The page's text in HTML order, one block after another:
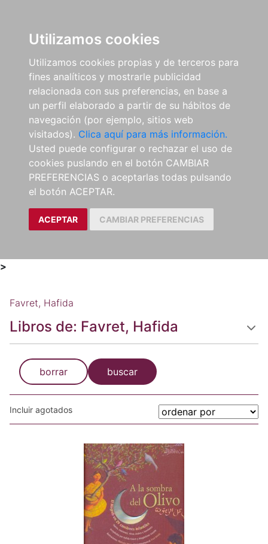
Utilizamos cookies
Utilizamos cookies propias y de terceros para
fines analíticos y mostrarle publicidad
relacionada con sus preferencias, en base a
un perfil elaborado a partir de su hábitos de
navegación (por ejemplo, sitios web
visitados). Clica aquí para más información.
Usted puede configurar o rechazar el uso de
cookies puslando en el botón CAMBIAR
PREFERENCIAS o aceptarlas todas pulsando
el botón ACEPTAR.
ACEPTAR CAMBIAR PREFERENCIAS
>
Favret, Hafida
Libros de: Favret, Hafida
borrar buscar
Incluir agotados